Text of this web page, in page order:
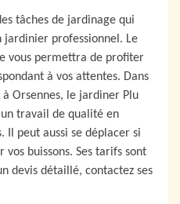
tâches de jardinage qui
jardinier professionnel. Le
vous permettra de profiter
à vos attentes. Dans
Orsennes, le jardiner Plu
travail de qualité en
peut aussi se déplacer si
vos buissons. Ses tarifs sont
devis détaillé, contactez ses